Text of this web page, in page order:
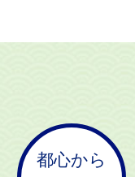
都心から